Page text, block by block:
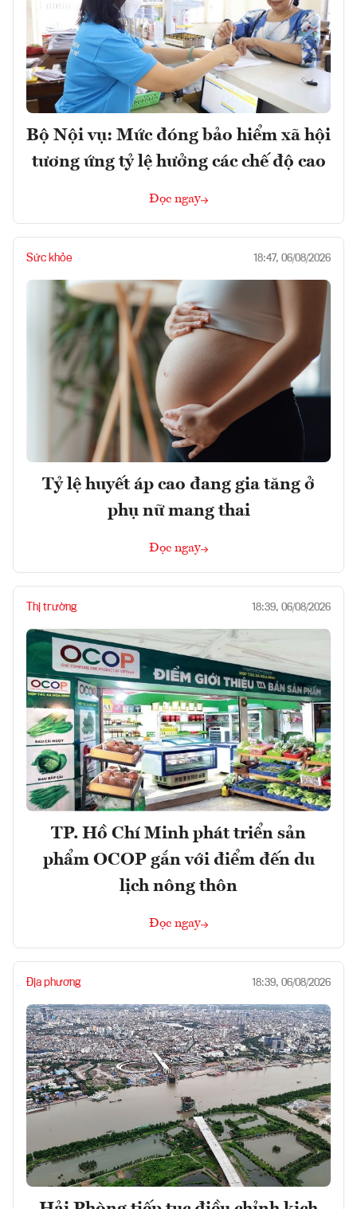
Bộ Nội vụ: Mức đóng bảo hiểm xã hội
tương ứng tỷ lệ hưởng các chế độ cao
Đọc ngay
Sức khỏe 18:47, 06/08/2026
Tỷ lệ huyết áp cao đang gia tăng ở
phụ nữ mang thai
Đọc ngay
Thị trường 18:39, 06/08/2026
TP. Hồ Chí Minh phát triển sản
phẩm OCOP gắn với điểm đến du
lịch nông thôn
Đọc ngay
Địa phương 18:39, 06/08/2026